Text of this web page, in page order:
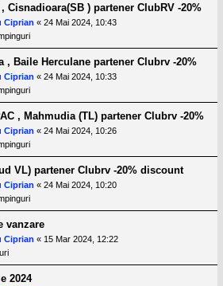
Cisnadioara(SB ) partener ClubRV -20%
Ciprian « 24 Mai 2024, 10:43
, Baile Herculane partener Clubrv -20%
Ciprian « 24 Mai 2024, 10:33
, Mahmudia (TL) partener Clubrv -20%
Ciprian « 24 Mai 2024, 10:26
VL) partener Clubrv -20% discount
Ciprian « 24 Mai 2024, 10:20
vanzare
Ciprian « 15 Mar 2024, 12:22
2024